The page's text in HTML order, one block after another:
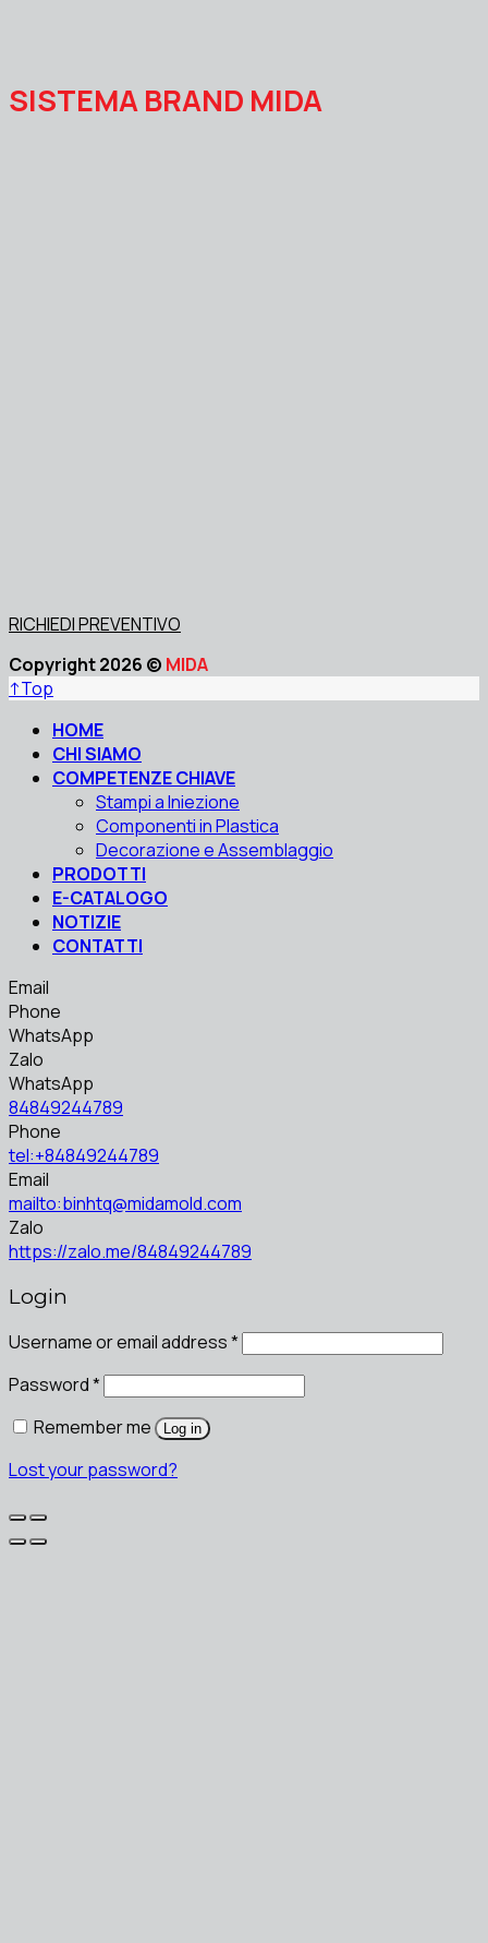
SISTEMA BRAND MIDA
RICHIEDI PREVENTIVO
Copyright 2026 © MIDA
↑Top
HOME
CHI SIAMO
COMPETENZE CHIAVE
Stampi a Iniezione
Componenti in Plastica
Decorazione e Assemblaggio
PRODOTTI
E-CATALOGO
NOTIZIE
CONTATTI
Email
Phone
WhatsApp
Zalo
WhatsApp
84849244789
Phone
tel:+84849244789
Email
mailto:binhtq@midamold.com
Zalo
https://zalo.me/84849244789
Login
Username or email address*
Password*
Remember me
Log in
Lost your password?